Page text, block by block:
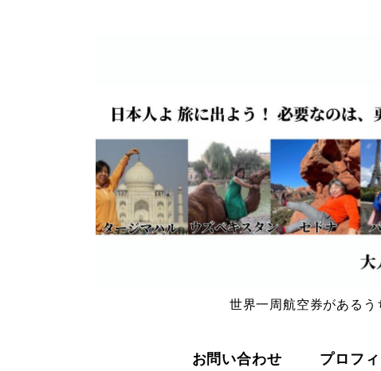
世界一周航空券があるう
お問い合わせ プロフ